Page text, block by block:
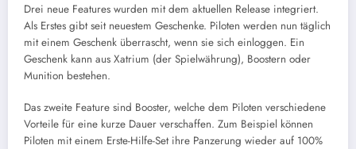
Drei neue Features wurden mit dem aktuellen Release integriert.
Als Erstes gibt seit neuestem Geschenke. Piloten werden nun täglich
mit einem Geschenk überrascht, wenn sie sich einloggen. Ein
Geschenk kann aus Xatrium (der Spielwährung), Boostern oder
Munition bestehen.
Das zweite Feature sind Booster, welche dem Piloten verschiedene
Vorteile für eine kurze Dauer verschaffen. Zum Beispiel können
Piloten mit einem Erste-Hilfe-Set ihre Panzerung wieder auf 100%